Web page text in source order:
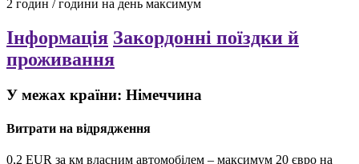
2 годин / години на день максимум
Інформація Закордонні поїздки й
проживання
У межах країни: Німеччина
Витрати на відрядження
0,2 EUR за км власним автомобілем – максимум 20 євро на